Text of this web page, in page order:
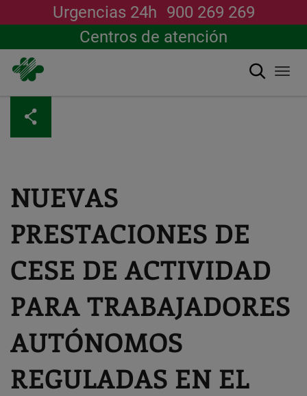
contenido
principal
Urgencias 24h 900 269 269
Centros de atención
Buscar
NUEVAS
PRESTACIONES DE
CESE DE ACTIVIDAD
PARA TRABAJADORES
AUTÓNOMOS
REGULADAS EN EL